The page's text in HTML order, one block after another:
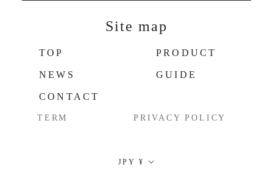
Site map
TOP PRODUCT
NEWS GUIDE
CONTACT
TERM PRIVACY POLICY
Currency
JPY ¥